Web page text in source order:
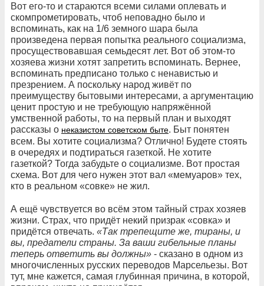
Вот его-то и стараются всеми силами оплевать и
скомпрометировать, чтоб неповадно было и
вспоминать, как на 1/6 земного шара была
произведена первая попытка реального социализма,
просуществовавшая семьдесят лет. Вот об этом-то
хозяева жизни хотят запретить вспоминать. Вернее,
вспоминать предписано только с ненавистью и
презрением. А поскольку народ живёт по
преимуществу бытовыми интересами, а аргументацию
ценит простую и не требующую напряжённой
умственной работы, то на первый план и выходят
рассказы о неказистом советском быте. Быт понятен
всем. Вы хотите социализма? Отлично! Будете стоять
в очередях и подтираться газеткой. Не хотите
газеткой? Тогда забудьте о социализме. Вот простая
схема. Вот для чего нужен этот вал «мемуаров» тех,
кто в реальном «совке» не жил.
А ещё чувствуется во всём этом тайный страх хозяев
жизни. Страх, что придёт некий призрак «совка» и
придётся отвечать. «Так трепещите же, тираны, и
вы, предатели страны. За ваши гибельные планы
теперь ответить вы должны» - сказано в одном из
многочисленных русских переводов Марсельезы. Вот
тут, мне кажется, самая глубинная причина, в которой,